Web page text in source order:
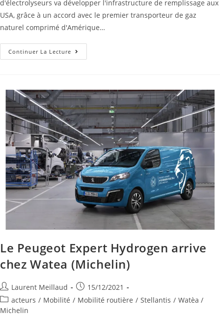
d'électrolyseurs va développer l'infrastructure de remplissage aux
USA, grâce à un accord avec le premier transporteur de gaz
naturel comprimé d'Amérique…
Continuer La Lecture
Le Peugeot Expert Hydrogen arrive
chez Watea (Michelin)
Laurent Meillaud
15/12/2021
acteurs / Mobilité / Mobilité routière / Stellantis / Watèa /
Michelin